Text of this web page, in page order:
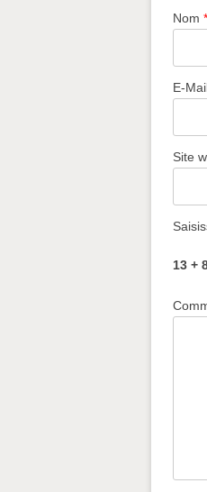
Nom *
E-
Site
13 +